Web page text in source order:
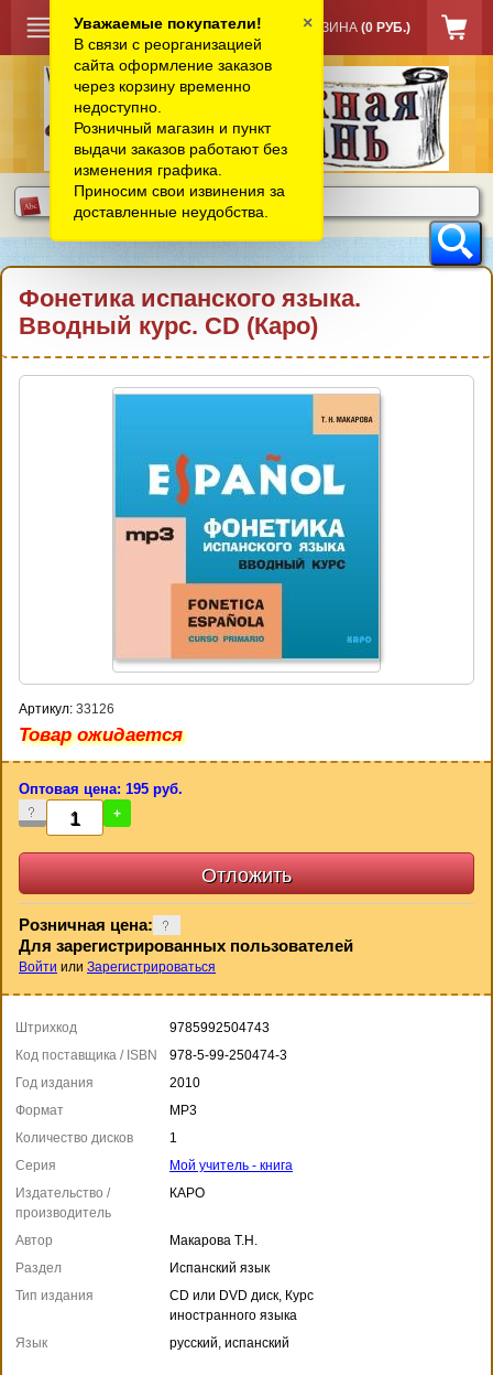
КОРЗИНА (0 РУБ.)
Фонетика испанского языка.
Вводный курс. CD (Каро)
Артикул: 33126
Товар ожидается
Оптовая цена: 195 руб.
- +
Розничная цена:
Для зарегистрированных пользователей
Войти или Зарегистрироваться
Штрихкод
9785992504743
Код поставщика / ISBN
978-5-99-250474-3
Год издания
2010
Формат
МР3
Количество дисков
1
Серия
Мой учитель - книга
Издательство /
производитель
КАРО
Автор
Макарова Т.Н.
Раздел
Испанский язык
Тип издания
CD или DVD диск, Курс
иностранного языка
Язык
русский, испанский
Уважаемые покупатели!
В связи с реорганизацией
сайта оформление заказов
через корзину временно
недоступно.
Розничный магазин и пункт
выдачи заказов работают без
изменения графика.
Приносим свои извинения за
доставленные неудобства.
×